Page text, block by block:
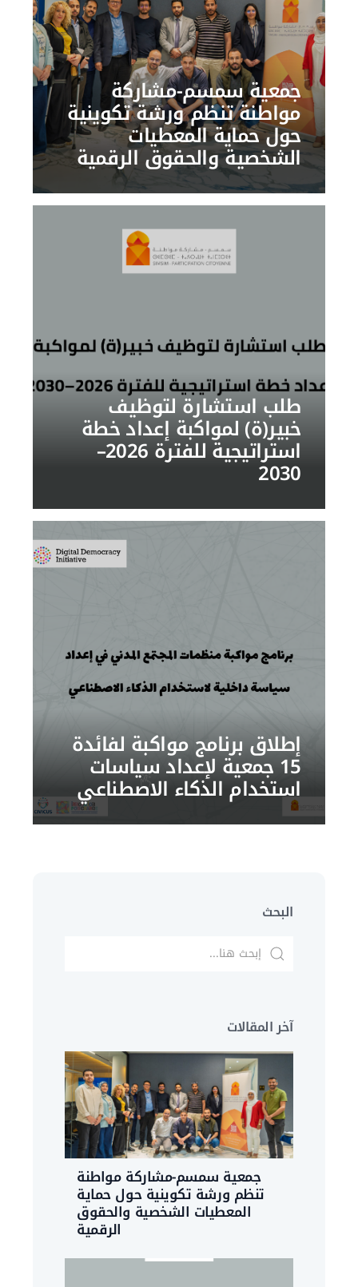
جمعية سمسم-مشاركة
مواطنة تنظم ورشة تكوينية
حول حماية المعطيات
الشخصية والحقوق الرقمية
طلب استشارة لتوظيف
خبير(ة) لمواكبة إعداد خطة
استراتيجية للفترة 2026–
2030
إطلاق برنامج مواكبة لفائدة
15 جمعية لإعداد سياسات
استخدام الذكاء الاصطناعي
البحث
آخر المقالات
جمعية سمسم-مشاركة مواطنة
تنظم ورشة تكوينية حول حماية
المعطيات الشخصية والحقوق
الرقمية